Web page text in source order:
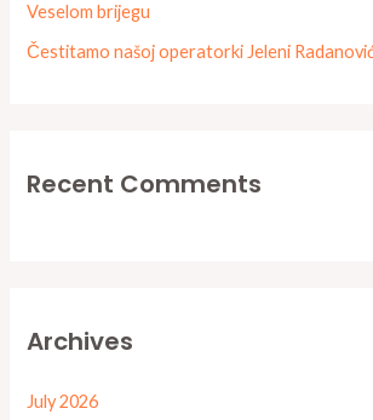
Veselom brijegu
Čestitamo našoj operatorki Jeleni
Recent Comments
Archives
July 2026